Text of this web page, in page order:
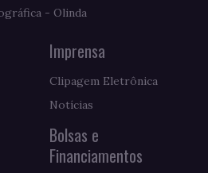
- Olinda
Imprensa
Clipagem Eletrônica
Notícias
Bolsas e
Financiamentos